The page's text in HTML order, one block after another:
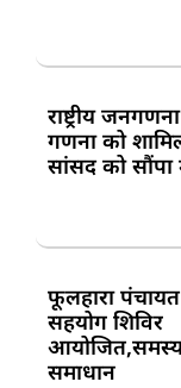
राष्ट्रीय
गणना को
सांसद को सौंपा
फूलहारा
सहयोग शिविर
समाधान